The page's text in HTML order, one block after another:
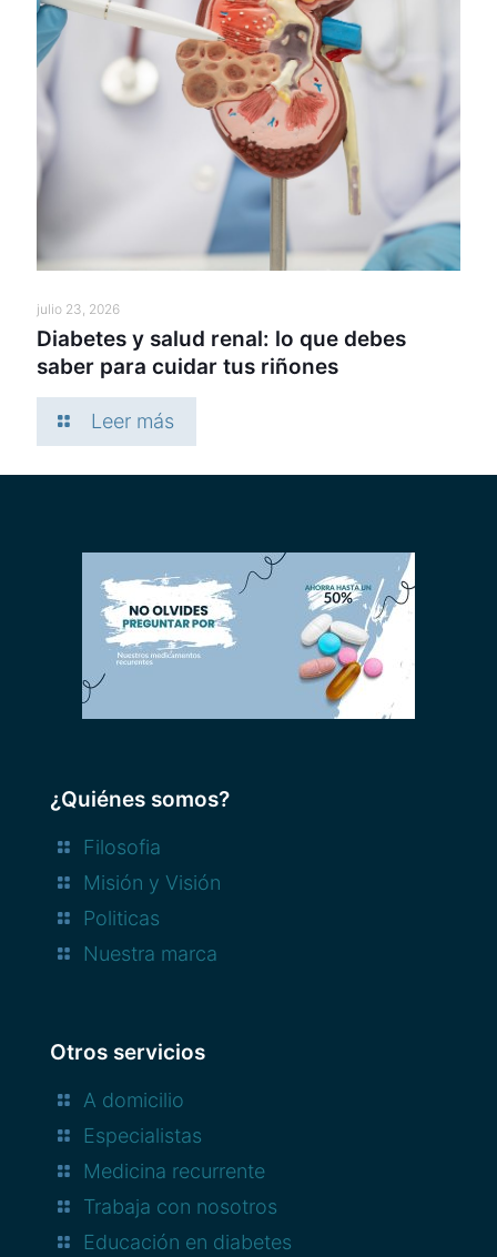
julio 23, 2026
Diabetes y salud renal: lo que debes
saber para cuidar tus riñones
Leer más
¿Quiénes somos?
Filosofia
Misión y Visión
Politicas
Nuestra marca
Otros servicios
A domicilio
Especialistas
Medicina recurrente
Trabaja con nosotros
Educación en diabetes